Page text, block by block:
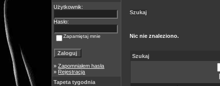
Użytkownik:
Hasło:
Zapamiętaj mnie
»Zapomniałem hasła
» Rejestracja
Tapeta tygodnia
Szukaj
Nic nie znaleziono.
Szukaj